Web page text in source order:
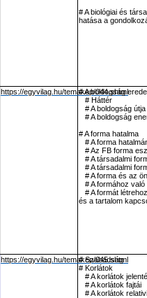
# A biológiai és
hatása a
https://egyvilag.hu/temakep/044.shtml
# A boldogság
# Háttér
# A boldogság útja
# A boldogság
# A forma hatalma
# A forma
# Az FB forma
# A társadalmi
# A társadalmi
# A forma és az
# A formához
# A formát
és a tartalom
https://egyvilag.hu/temakep/045.shtml
# Szabadság
# Korlátok
# A korlátok
# A korlátok fajtái
# A korlátok